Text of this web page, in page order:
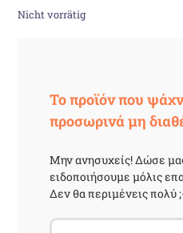
Nicht vorrätig
Το προϊόν που
προσωρινά μη
Μην ανησυχείς! Δώσε
ειδοποιήσουμε μόλις
Δεν θα περιμένεις πολύ